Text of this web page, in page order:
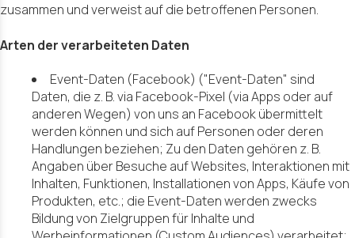
zusammen und verweist auf die betroffenen Personen.
Arten der verarbeiteten Daten
Event-Daten (Facebook) ("Event-Daten" sind
Daten, die z. B. via Facebook-Pixel (via Apps oder auf
anderen Wegen) von uns an Facebook übermittelt
werden können und sich auf Personen oder deren
Handlungen beziehen; Zu den Daten gehören z. B.
Angaben über Besuche auf Websites, Interaktionen mit
Inhalten, Funktionen, Installationen von Apps, Käufe von
Produkten, etc.; die Event-Daten werden zwecks
Bildung von Zielgruppen für Inhalte und